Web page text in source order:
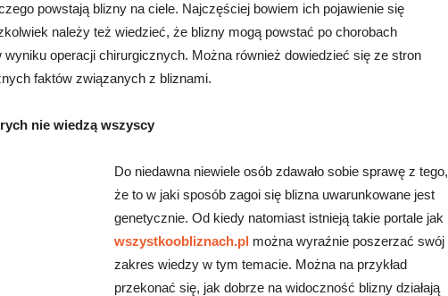
powstają blizny na ciele. Najczęściej bowiem ich pojawienie się
należy też wiedzieć, że blizny mogą powstać po chorobach
operacji chirurgicznych. Można również dowiedzieć się ze stron
faktów związanych z bliznami.
nie wiedzą wszyscy
Do niedawna niewiele osób zdawało sobie sprawę z tego,
że to w jaki sposób zagoi się blizna uwarunkowane jest
genetycznie. Od kiedy natomiast istnieją takie portale jak
wszystkoobliznach.pl można wyraźnie poszerzać swój
zakres wiedzy w tym temacie. Można na przykład
przekonać się, jak dobrze na widoczność blizny działają